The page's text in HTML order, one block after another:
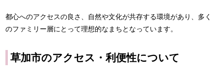
都心へのアクセスの良さ、自然や文化が共存する環境があり、多く
のファミリー層にとって理想的なまちとなっています。
草加市のアクセス・利便性について